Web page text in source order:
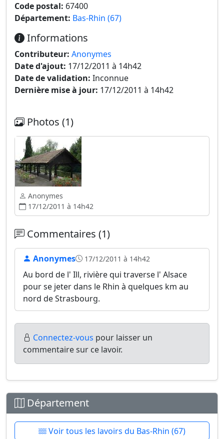
Code postal: 67400
Département: Bas-Rhin (67)
Informations
Contributeur: Anonymes
Date d'ajout: 17/12/2011 à 14h42
Date de validation: Inconnue
Dernière mise à jour: 17/12/2011 à 14h42
Photos (1)
Anonymes
17/12/2011 à 14h42
Commentaires (1)
Anonymes 17/12/2011 à 14h42
Au bord de l' Ill, rivière qui traverse l' Alsace
pour se jeter dans le Rhin à quelques km au
nord de Strasbourg.
Connectez-vous pour laisser un
commentaire sur ce lavoir.
Département
Voir tous les lavoirs du Bas-Rhin (67)